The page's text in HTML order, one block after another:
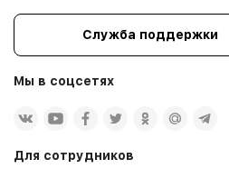
Служба поддержки
Мы в соцсетях
Для сотрудников